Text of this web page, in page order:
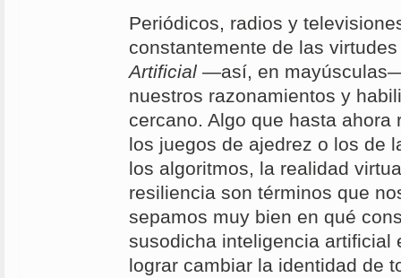
Periódicos, radios y
constantemente de las
Artificial —así, en
nuestros razonamientos y
cercano. Algo que hasta ahora
los juegos de ajedrez o los de
los algoritmos, la realidad
resiliencia son términos que
sepamos muy bien en qué
susodicha inteligencia artificial
lograr cambiar la identidad de